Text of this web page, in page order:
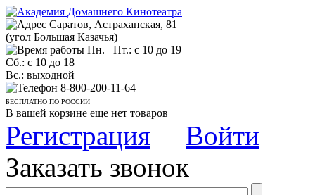
Саратов, Астраханская, 81
(угол Большая Казачья)
Пн.– Пт.: с 10 до 19
Сб.: с 10 до 18
Вс.: выходной
8-800-200-11-64
БЕСПЛАТНО ПО РОССИИ
В вашей корзине еще нет товаров
Регистрация
Войти
Заказать звонок